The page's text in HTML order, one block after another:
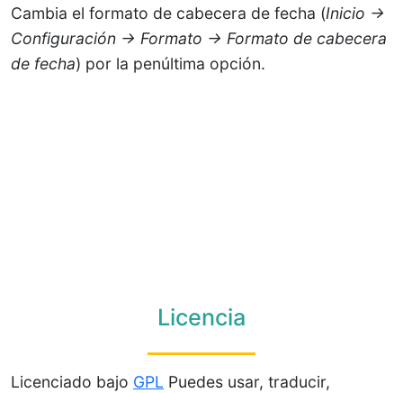
Cambia el formato de cabecera de fecha (Inicio →
Configuración → Formato → Formato de cabecera
de fecha) por la penúltima opción.
Licencia
Licenciado bajo GPL Puedes usar, traducir,